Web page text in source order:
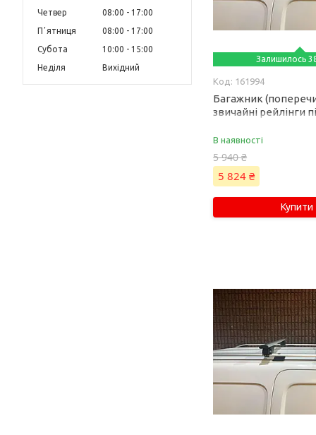
Четвер
08:00
17:00
Пʼятниця
08:00
17:00
Субота
10:00
15:00
Неділя
Вихідний
Залишилось
161994
Багажник
звичайні рейлінги
Lexus GX470 2002-
В наявності
5 940 ₴
5 824 ₴
Купити